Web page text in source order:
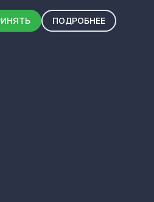
информационные материалы
области
ПОДРОБНЕЕ